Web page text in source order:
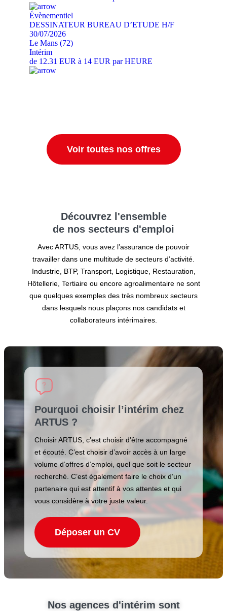
Évènementiel
DESSINATEUR BUREAU D’ETUDE H/F
30/07/2026
Le Mans (72)
Intérim
de 12.31 EUR à 14 EUR par HEURE
Voir toutes nos offres
Découvrez l'ensemble
de nos secteurs d'emploi
Avec ARTUS, vous avez l’assurance de pouvoir
travailler dans une multitude de secteurs d’activité.
Industrie, BTP, Transport, Logistique, Restauration,
Hôtellerie, Tertiaire ou encore agroalimentaire ne sont
que quelques exemples des très nombreux secteurs
dans lesquels nous plaçons nos candidats et
collaborateurs intérimaires.
Pourquoi choisir l’intérim chez
ARTUS ?
Choisir ARTUS, c’est choisir d’être accompagné
et écouté. C’est choisir d’avoir accès à un large
volume d’offres d’emploi, quel que soit le secteur
recherché. C’est également faire le choix d’un
partenaire qui est attentif à vos attentes et qui
vous considère à votre juste valeur.
Déposer un CV
Nos agences d'intérim sont